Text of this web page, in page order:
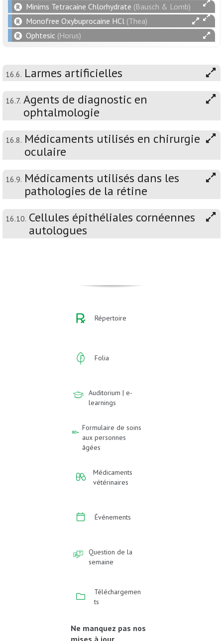
Minims Tetracaine Chlorhydrate (Bausch & Lomb)
Monofree Oxybuprocaine HCl (Thea)
Ophtesic (Horus)
16.6. Larmes artificielles
16.7. Agents de diagnostic en
ophtalmologie
16.8. Médicaments utilisés en chirurgie
oculaire
16.9. Médicaments utilisés dans les
pathologies de la rétine
16.10. Cellules épithéliales cornéennes
autologues
Répertoire
Folia
Auditorium | e-
learnings
Formulaire de soins
aux personnes
âgées
Médicaments
vétérinaires
Événements
Question de la
semaine
Téléchargemen
ts
Ne manquez pas nos
mises à jour